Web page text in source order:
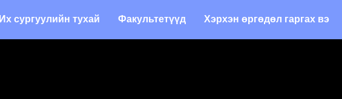
Их сургуулийн тухай Факультетүүд Хэрхэн өргөдөл гаргах вэ